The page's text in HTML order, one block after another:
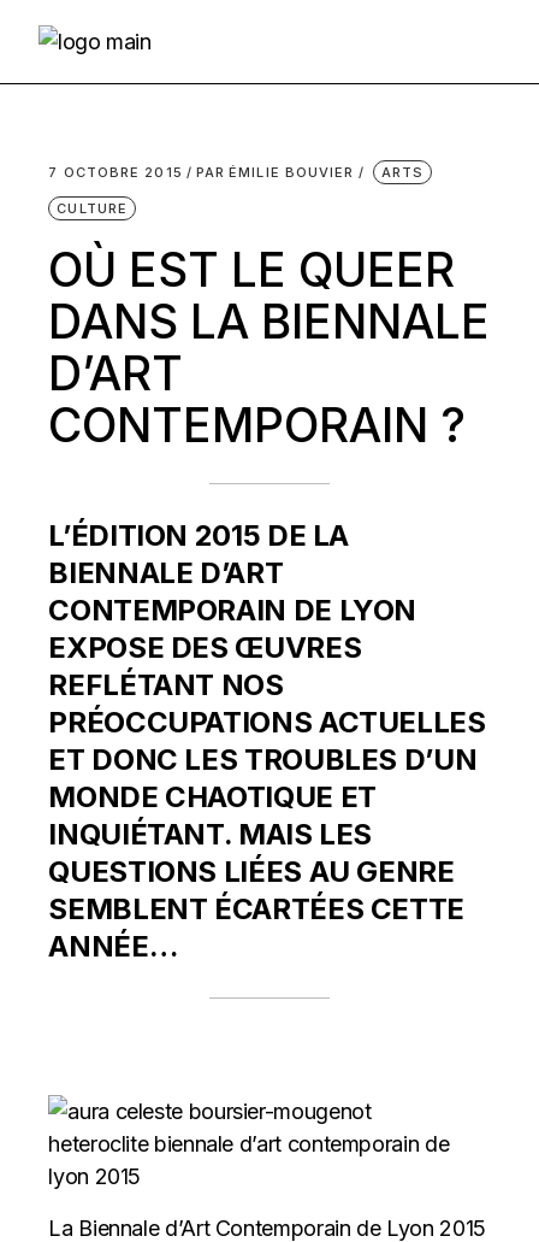
7 OCTOBRE 2015 PAR ÉMILIE BOUVIER ARTS
CULTURE
OÙ EST LE QUEER
DANS LA BIENNALE
D’ART
CONTEMPORAIN ?
L’ÉDITION 2015 DE LA
BIENNALE D’ART
CONTEMPORAIN DE LYON
EXPOSE DES ŒUVRES
REFLÉTANT NOS
PRÉOCCUPATIONS ACTUELLES
ET DONC LES TROUBLES D’UN
MONDE CHAOTIQUE ET
INQUIÉTANT. MAIS LES
QUESTIONS LIÉES AU GENRE
SEMBLENT ÉCARTÉES CETTE
ANNÉE…
La Biennale d’Art Contemporain de Lyon 2015